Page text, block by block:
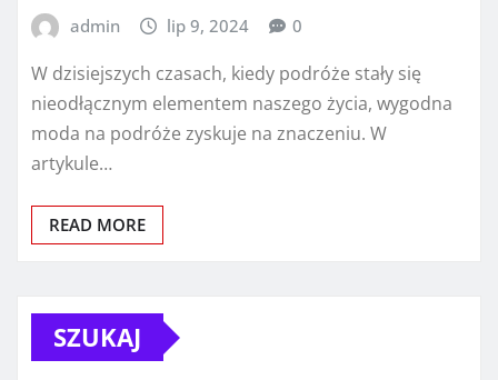
admin lip 9, 2024 0
W dzisiejszych czasach, kiedy podróże stały się
nieodłącznym elementem naszego życia, wygodna
moda na podróże zyskuje na znaczeniu. W
artykule…
READ MORE
SZUKAJ